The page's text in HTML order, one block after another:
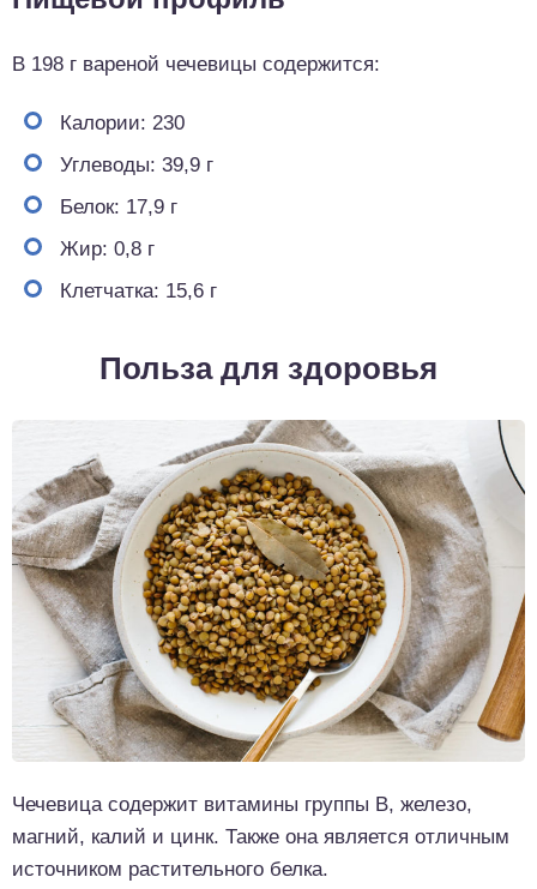
В 198 г вареной чечевицы содержится:
Калории: 230
Углеводы: 39,9 г
Белок: 17,9 г
Жир: 0,8 г
Клетчатка: 15,6 г
Польза для здоровья
Чечевица содержит витамины группы В, железо,
магний, калий и цинк. Также она является отличным
источником растительного белка.